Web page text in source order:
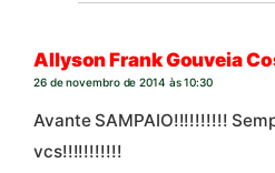
Allyson Frank Gouveia
26 de novembro de 2014 às 10:30
Avante SAMPAIO!!!!!!!!!!
vcs!!!!!!!!!!!